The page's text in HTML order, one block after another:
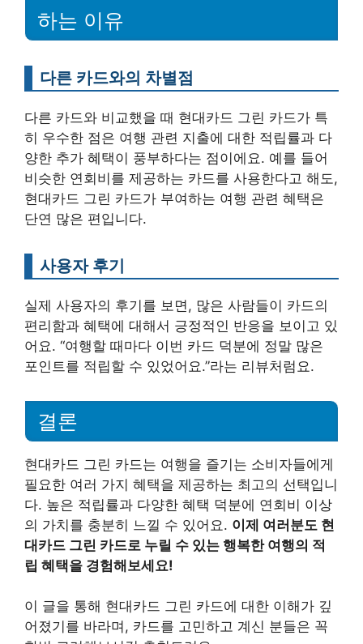
하는 이유
다른 카드와의 차별점
다른 카드와 비교했을 때 현대카드 그린 카드가 특
히 우수한 점은 여행 관련 지출에 대한 적립률과 다
양한 추가 혜택이 풍부하다는 점이에요. 예를 들어
비슷한 연회비를 제공하는 카드를 사용한다고 해도,
현대카드 그린 카드가 부여하는 여행 관련 혜택은
단연 많은 편입니다.
사용자 후기
실제 사용자의 후기를 보면, 많은 사람들이 카드의
편리함과 혜택에 대해서 긍정적인 반응을 보이고 있
어요. “여행할 때마다 이번 카드 덕분에 정말 많은
포인트를 적립할 수 있었어요.”라는 리뷰처럼요.
결론
현대카드 그린 카드는 여행을 즐기는 소비자들에게
필요한 여러 가지 혜택을 제공하는 최고의 선택입니
다. 높은 적립률과 다양한 혜택 덕분에 연회비 이상
의 가치를 충분히 느낄 수 있어요. 이제 여러분도 현
대카드 그린 카드로 누릴 수 있는 행복한 여행의 적
립 혜택을 경험해보세요!
이 글을 통해 현대카드 그린 카드에 대한 이해가 깊
어졌기를 바라며, 카드를 고민하고 계신 분들은 꼭